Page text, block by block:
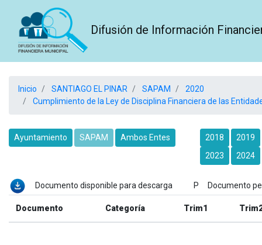
Difusión de Información
Inicio SANTIAGO EL PINAR SAPAM
2020
Cumplimiento de la Ley de Disciplina Financiera de las
Ayuntamiento SAPAM Ambos Entes 2018
2019
2023
2024
Documento disponible para descarga P Documento
Documento Categoría Trim1